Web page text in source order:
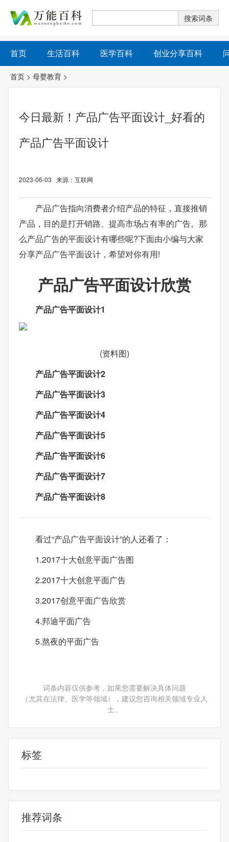
首页 生活百科 医学百科 创业分享百科
首页 > 母婴教育 >
今日最新！产品广告平面设计_好看的
产品广告平面设计
2023-06-03 来源：互联网
产品广告指向消费者介绍产品的特征，直接推销
产品，目的是打开销路、提高市场占有率的广告。那
么产品广告的平面设计有哪些呢?下面由小编与大家
分享产品广告平面设计，希望对你有用!
产品广告平面设计欣赏
产品广告平面设计1
(资料图)
产品广告平面设计2
产品广告平面设计3
产品广告平面设计4
产品广告平面设计5
产品广告平面设计6
产品广告平面设计7
产品广告平面设计8
看过“产品广告平面设计”的人还看了：
1.2017十大创意平面广告图
2.2017十大创意平面广告
3.2017创意平面广告欣赏
4.邦迪平面广告
5.熬夜的平面广告
词条内容仅供参考，如果您需要解决具体问题
（尤其在法律、医学等领域），建议您咨询相关领域专业人
士。
标签
推荐词条